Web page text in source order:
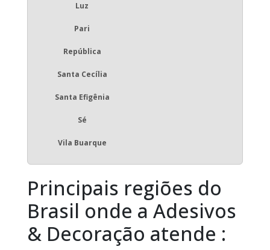
Luz
Pari
República
Santa Cecília
Santa Efigênia
Sé
Vila Buarque
Principais regiões do
Brasil onde a Adesivos
& Decoração atende :